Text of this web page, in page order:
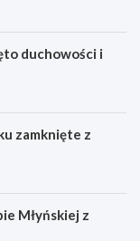
duchowości i
zamknięte z
Młyńskiej z